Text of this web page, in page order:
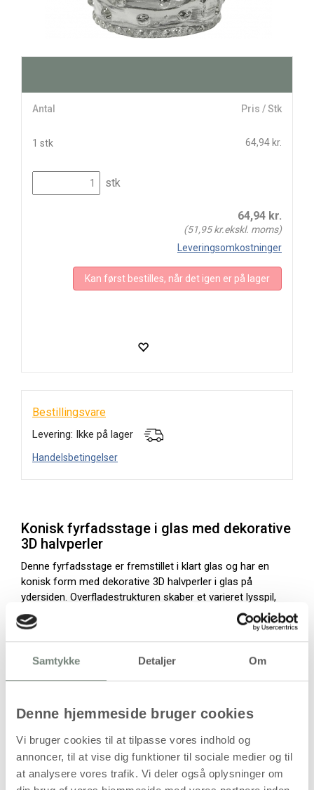
Samtykke Detaljer Om
Denne hjemmeside bruger cookies
Vi bruger cookies til at tilpasse vores indhold og
annoncer, til at vise dig funktioner til sociale medier og til
at analysere vores trafik. Vi deler også oplysninger om
Antal Pris / Stk
1 stk 64,94 kr.
stk
64,94 kr.
(51,95kr.ekskl. moms)
Leveringsomkostninger
Kan først bestilles, når det igen er på lager
Bestillingsvare
Levering: Ikke på lager
Handelsbetingelser
Konisk fyrfadsstage i glas med dekorative
3D halvperler
Denne fyrfadsstage er fremstillet i klart glas og har en
konisk form med dekorative 3D halvperler i glas på
ydersiden. Overfladestrukturen skaber et varieret lysspil,
når et fyrfadslys er tændt. Med en højde på 7,8 cm, en
diameter på 6,4 cm og et rumindhold på 100 ml passer den
til standard fyrfadslys.
Produktet leveres i pakker med 6 stk og kan anvendes til
borddækning, sæsondekoration og dekorative
Anvendelse i indretning og udsmykning
Lysglasset kan bruges i mange sammenhænge og egner
sig til både private og professionelle miljøer.